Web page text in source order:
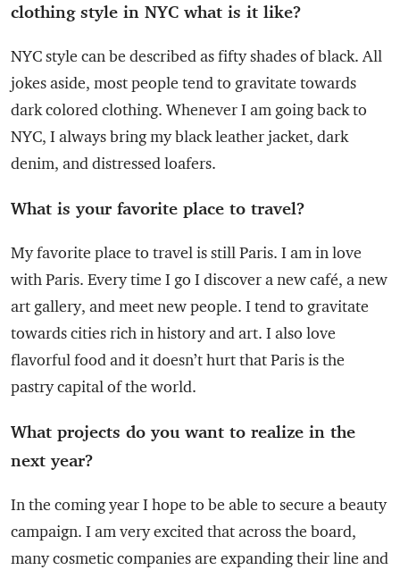
clothing style in NYC what is it like?
NYC style can be described as fifty shades of black. All
jokes aside, most people tend to gravitate towards
dark colored clothing. Whenever I am going back to
NYC, I always bring my black leather jacket, dark
denim, and distressed loafers.
What is your favorite place to travel?
My favorite place to travel is still Paris. I am in love
with Paris. Every time I go I discover a new café, a new
art gallery, and meet new people. I tend to gravitate
towards cities rich in history and art. I also love
flavorful food and it doesn’t hurt that Paris is the
pastry capital of the world.
What projects do you want to realize in the
next year?
In the coming year I hope to be able to secure a beauty
campaign. I am very excited that across the board,
many cosmetic companies are expanding their line and